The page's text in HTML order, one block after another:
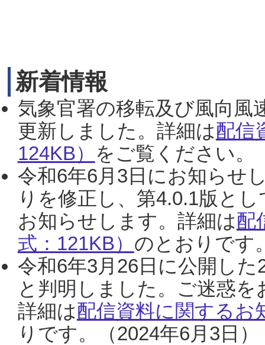
新着情報
気象官署の移転及び風向風
更新しました。詳細は配信
124KB） をご覧ください。
令和6年6月3日にお知らせ
りを修正し、第4.0.1版と
お知らせします。詳細は配
式：121KB） のとおりです
令和6年3月26日に公開し
と判明しました。ご迷惑
詳細は配信資料に関するお
りです。（2024年6月3日）